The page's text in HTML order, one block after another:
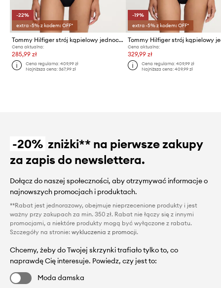
-22%
extra -5% z kodem: OFF*
Tommy Hilfiger strój kąpielowy jednoczęściowy damski
Cena aktualna:
285,99 zł
Cena regularna:409,99 zł
Najniższa cena:367,99 zł
-19%
extra -5% z kodem: OFF*
Cena aktualna:
329,99 zł
Cena regularna: 409,99 zł
Najniższa cena: 409,99 zł
-20% zniżki** na pierwsze zakupy
za zapis do newslettera.
Dołącz do naszej społeczności, aby otrzymywać informacje o
najnowszych promocjach i produktach.
**Rabat jest jednorazowy, obejmuje nieprzecenione produkty i jest
ważny przy zakupach za min. 350 zł. Rabat nie łączy się z innymi
promocjami, a niektóre produkty mogą być wyłączone z rabatu.
Szczegóły na stronie: wykluczenia z promocji.
Chcemy, żeby do Twojej skrzynki trafiało tylko to, co
naprawdę Cię interesuje. Powiedz, czy jest to:
Moda damska